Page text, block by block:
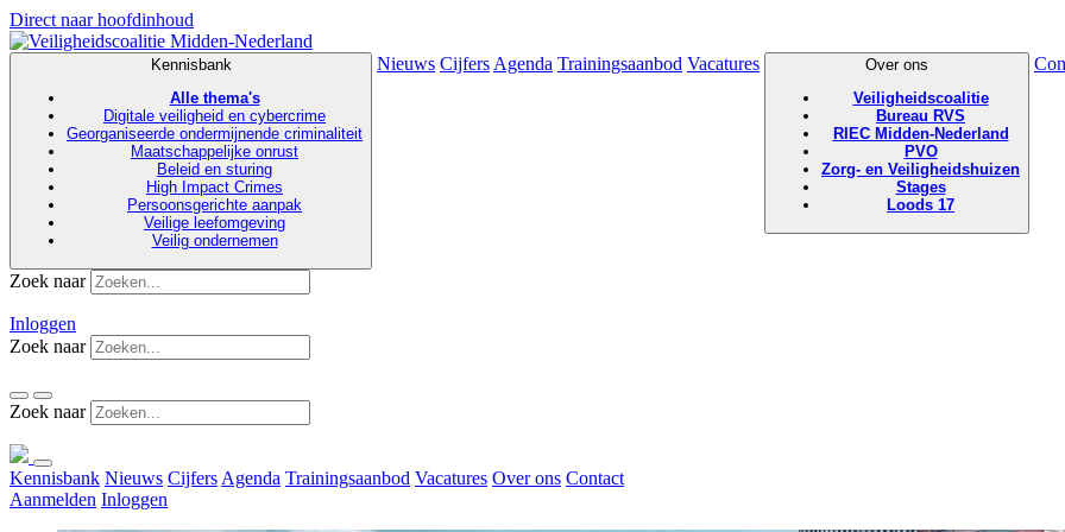
Direct naar hoofdinhoud
Kennisbank
Alle thema's
Digitale veiligheid en cybercrime
Georganiseerde ondermijnende criminaliteit
Maatschappelijke onrust
Beleid en sturing
High Impact Crimes
Persoonsgerichte aanpak
Veilige leefomgeving
Veilig ondernemen
Nieuws Cijfers Agenda Trainingsaanbod Vacatures
Over ons
Veiligheidscoalitie
Bureau RVS
RIEC Midden-Nederland
PVO
Zorg- en Veiligheidshuizen
Stages
Loods 17
Zoek naar
Inloggen
Zoek naar
Zoek naar
Kennisbank Nieuws Cijfers Agenda Trainingsaanbod Vacatures Over ons Contact
Aanmelden Inloggen